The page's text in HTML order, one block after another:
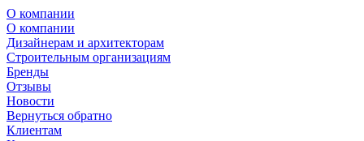
О компании
О компании
Дизайнерам и архитекторам
Строительным организациям
Бренды
Отзывы
Новости
Вернуться обратно
Клиентам